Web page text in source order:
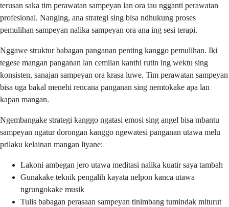
terusan saka tim perawatan sampeyan lan ora tau ngganti perawatan
profesional. Nanging, ana strategi sing bisa ndhukung proses
pemulihan sampeyan nalika sampeyan ora ana ing sesi terapi.
Nggawe struktur babagan panganan penting kanggo pemulihan. Iki
tegese mangan panganan lan cemilan kanthi rutin ing wektu sing
konsisten, sanajan sampeyan ora krasa luwe. Tim perawatan sampeyan
bisa uga bakal menehi rencana panganan sing nemtokake apa lan
kapan mangan.
Ngembangake strategi kanggo ngatasi emosi sing angel bisa mbantu
sampeyan ngatur dorongan kanggo ngewatesi panganan utawa melu
prilaku kelainan mangan liyane:
Lakoni ambegan jero utawa meditasi nalika kuatir saya tambah
Gunakake teknik pengalih kayata nelpon kanca utawa
ngrungokake musik
Tulis babagan perasaan sampeyan tinimbang tumindak miturut